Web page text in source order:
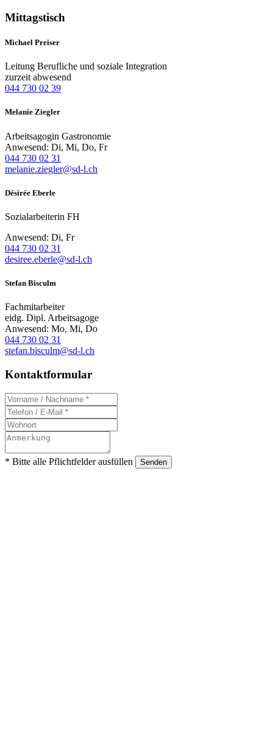
Mittagstisch
Michael Preiser
Leitung Berufliche und soziale Integration
zurzeit abwesend
044 730 02 39
Melanie Ziegler
Arbeitsagogin Gastronomie
Anwesend: Di, Mi, Do, Fr
044 730 02 31
melanie.ziegler@sd-l.ch
Désirée Eberle
Sozialarbeiterin FH
Anwesend: Di, Fr
044 730 02 31
desiree.eberle@sd-l.ch
Stefan Bisculm
Fachmitarbeiter
eidg. Dipl. Arbeitsagoge
Anwesend: Mo, Mi, Do
044 730 02 31
stefan.bisculm@sd-l.ch
Kontaktformular
* Bitte alle Pflichtfelder ausfüllen